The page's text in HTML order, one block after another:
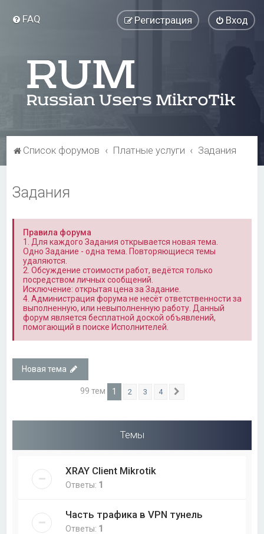
FAQ Вход
Регистрация
Список форумов Платные услуги Задания
Задания
Правила форума
1. Для каждого Задания открывается новая тема.
Одно Задание - одна тема. Повторяющиеся темы
удаляются.
2. Обсуждение стоимости работ, ведётся только
посредством личных сообщений.
Исключение: открытая цена за Задание.
4. Администрация форума не несёт ответственности за
выполненную, или невыполненную работу. Данный
форум является бесплатной доской объявлений,
помогающий в поиске Исполнителей.
Новая тема
99 тем 1 2 3 4
Темы
XRAY Client Mikrotik
Ответы: 1
Часть трафика в VPN тунель
Ответы: 1